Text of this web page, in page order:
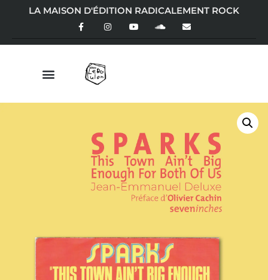
LA MAISON D'ÉDITION RADICALEMENT ROCK